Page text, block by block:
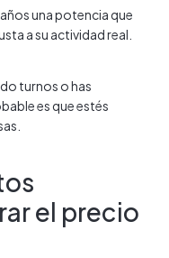
una potencia que
a su actividad real.
turnos o has
es que estés
el precio